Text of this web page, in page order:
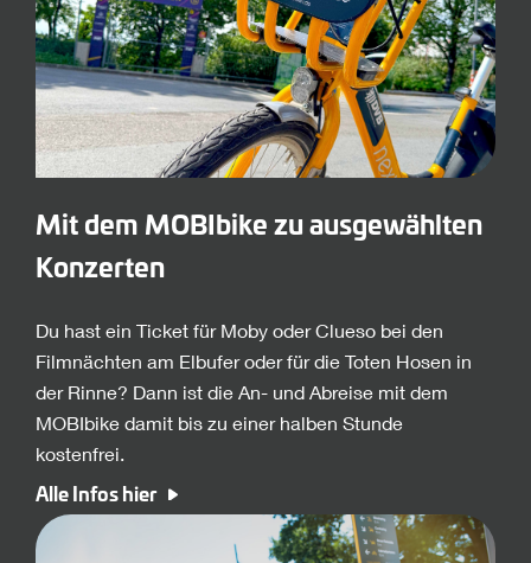
Mit dem MOBIbike zu ausgewählten
Konzerten
Du hast ein Ticket für Moby oder Clueso bei den
Filmnächten am Elbufer oder für die Toten Hosen in
der Rinne? Dann ist die An- und Abreise mit dem
MOBIbike damit bis zu einer halben Stunde
kostenfrei.
Alle Infos hier